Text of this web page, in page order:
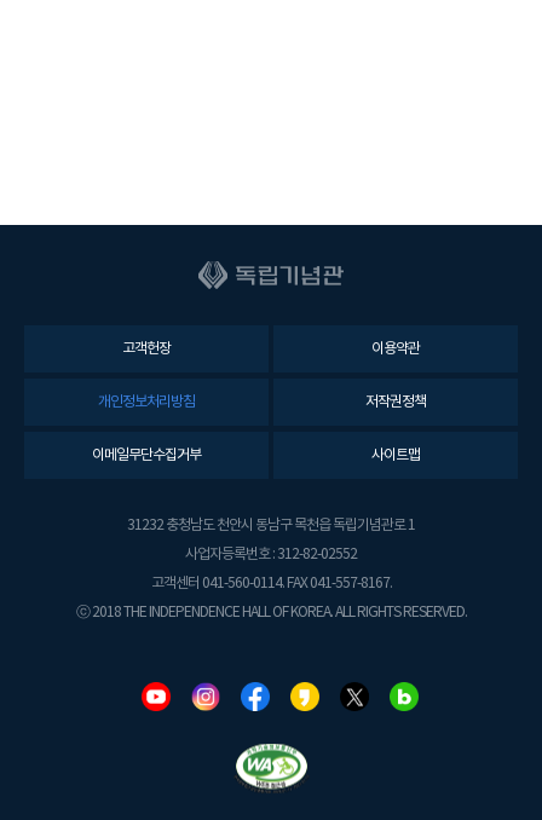
고객헌장 이용약관
개인정보처리방침 저작권정책
이메일무단수집거부 사이트맵
31232 충청남도 천안시 동남구 목천읍 독립기념관로 1
사업자등록번호 : 312-82-02552
고객센터 041-560-0114. FAX 041-557-8167.
ⓒ 2018 THE INDEPENDENCE HALL OF KOREA. ALL RIGHTS RESERVED.